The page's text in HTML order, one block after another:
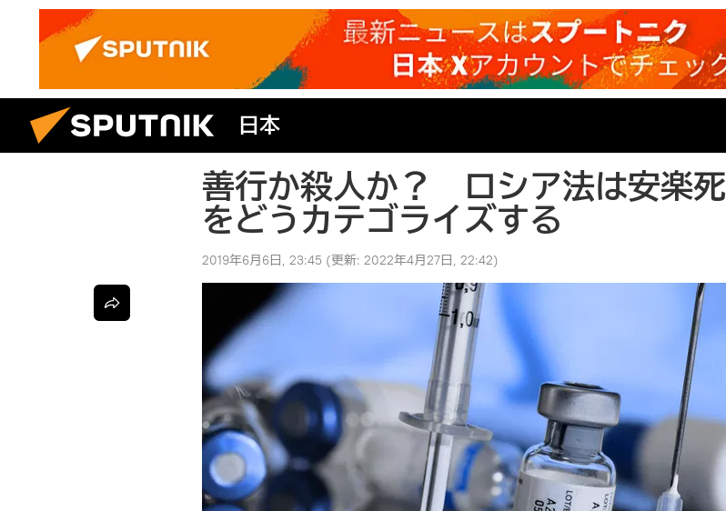
日本
善行か殺人か？ ロシア法は安楽死
をどうカテゴライズする
2019年6月6日, 23:45 (更新: 2022年4月27日, 22:42)